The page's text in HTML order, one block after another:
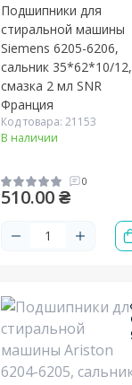
Подшипники для
стиральной машины
Siemens 6205-6206,
сальник 35*62*10/12,
смазка 2 мл SNR
Франция
Код товара: 21153
В наличии
0
510.00 ₴